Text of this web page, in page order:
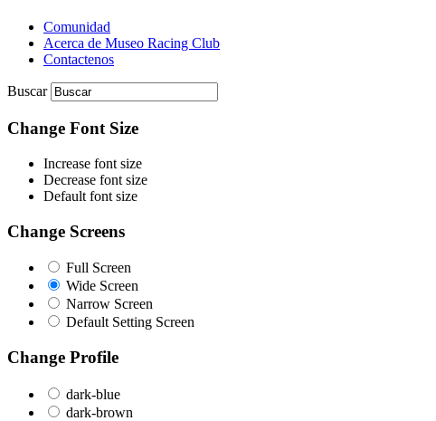
Comunidad
Acerca de Museo Racing Club
Contactenos
Buscar
Change Font Size
Increase font size
Decrease font size
Default font size
Change Screens
Full Screen
Wide Screen
Narrow Screen
Default Setting Screen
Change Profile
dark-blue
dark-brown